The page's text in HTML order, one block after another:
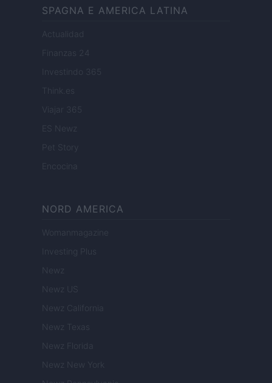
SPAGNA E AMERICA LATINA
Actualidad
Finanzas 24
Investindo 365
Think.es
Viajar 365
ES Newz
Pet Story
Encocina
NORD AMERICA
Womanmagazine
Investing Plus
Newz
Newz US
Newz California
Newz Texas
Newz Florida
Newz New York